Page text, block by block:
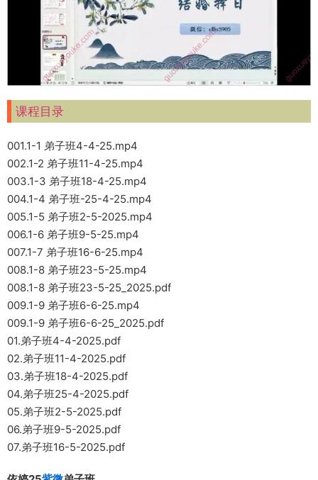
课程目录
001.1-1 弟子班4-4-25.mp4
002.1-2 弟子班11-4-25.mp4
003.1-3 弟子班18-4-25.mp4
004.1-4 弟子班-25-4-25.mp4
005.1-5 弟子班2-5-2025.mp4
006.1-6 弟子班9-5-25.mp4
007.1-7 弟子班16-6-25.mp4
008.1-8 弟子班23-5-25.mp4
008.1-8 弟子班23-5-25_2025.pdf
009.1-9 弟子班6-6-25.mp4
009.1-9 弟子班6-6-25_2025.pdf
01.弟子班4-4-2025.pdf
02.弟子班11-4-2025.pdf
03.弟子班18-4-2025.pdf
04.弟子班25-4-2025.pdf
05.弟子班2-5-2025.pdf
06.弟子班9-5-2025.pdf
07.弟子班16-5-2025.pdf